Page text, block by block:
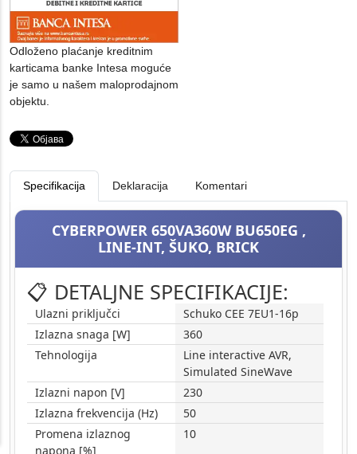
Odloženo plaćanje kreditnim
karticama banke Intesa moguće
je samo u našem maloprodajnom
objektu.
Specifikacija Deklaracija Komentari
CYBERPOWER 650VA360W BU650EG ,
LINE-INT, ŠUKO, BRICK
📋 DETALJNE SPECIFIKACIJE:
Ulazni priključci
Schuko CEE 7EU1-16p
Izlazna snaga [W]
360
Tehnologija
Line interactive AVR,
Simulated SineWave
Izlazni napon [V]
230
Izlazna frekvencija (Hz)
50
Promena izlaznog
napona [%]
10